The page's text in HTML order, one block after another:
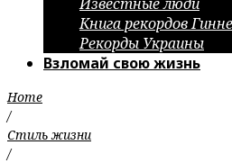
Книга рекордов
Рекорды Украины
Взломай свою жизнь
Home
/
Стиль жизни
/